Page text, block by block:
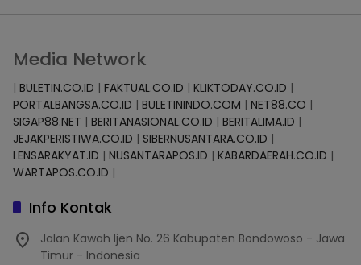
Media Network
| BULETIN.CO.ID | FAKTUAL.CO.ID | KLIKTODAY.CO.ID |
PORTALBANGSA.CO.ID | BULETININDO.COM | NET88.CO |
SIGAP88.NET | BERITANASIONAL.CO.ID | BERITALIMA.ID |
JEJAKPERISTIWA.CO.ID | SIBERNUSANTARA.CO.ID |
LENSARAKYAT.ID | NUSANTARAPOS.ID | KABARDAERAH.CO.ID |
WARTAPOS.CO.ID |
Info Kontak
Jalan Kawah Ijen No. 26 Kabupaten Bondowoso - Jawa
Timur - Indonesia